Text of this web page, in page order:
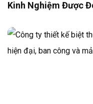
Kinh Nghiệm Được